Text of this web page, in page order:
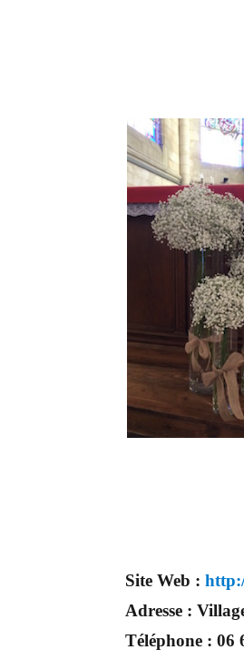
Site Web :
Adresse :
Téléphone :06